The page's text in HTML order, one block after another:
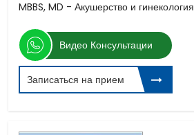
MBBS, MD - Акушерство и гинекология
Видео Консультации
Записаться на прием